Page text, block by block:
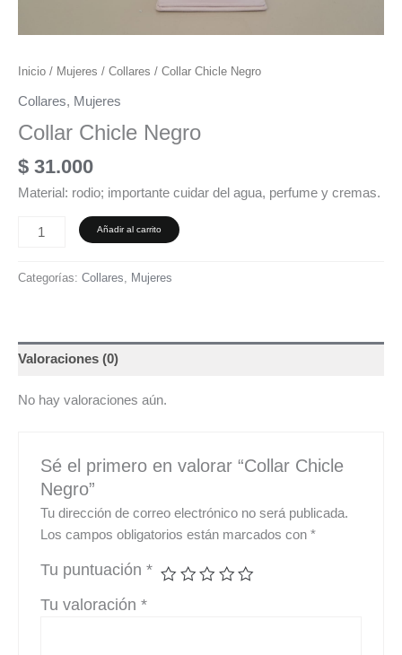
Inicio / Mujeres / Collares / Collar Chicle Negro
Collares, Mujeres
Collar Chicle Negro
$ 31.000
Material: rodio; importante cuidar del agua, perfume y cremas.
Añadir al carrito
Categorías: Collares, Mujeres
Valoraciones (0)
No hay valoraciones aún.
Sé el primero en valorar “Collar Chicle
Negro”
Tu dirección de correo electrónico no será publicada.
Los campos obligatorios están marcados con*
Tu puntuación*
Tu valoración*